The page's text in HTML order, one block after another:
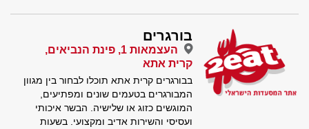
בורגרים
העצמאות 1, פינת הנביאים,
קרית אתא
בבורגרים קרית אתא תוכלו לבחור בין מגוון
המבורגרים בטעמים שונים ומפתיעים,
המוגשים כזוג או שלישיה. הבשר איכותי
ועסיסי והשירות אדיב ומקצועי. בשעות